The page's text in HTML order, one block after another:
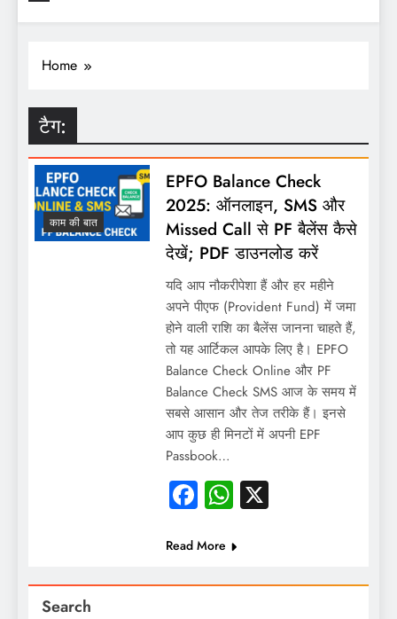
Home
टैग:
काम की बात
EPFO Balance Check
2025: ऑनलाइन, SMS और
Missed Call से PF बैलेंस कैसे
देखें; PDF डाउनलोड करें
यदि आप नौकरीपेशा हैं और हर महीने
अपने पीएफ (Provident Fund) में जमा
होने वाली राशि का बैलेंस जानना चाहते हैं,
तो यह आर्टिकल आपके लिए है। EPFO
Balance Check Online और PF
Balance Check SMS आज के समय में
सबसे आसान और तेज तरीके हैं। इनसे
आप कुछ ही मिनटों में अपनी EPF
Passbook…
Facebook
WhatsApp
X
Read More
Search